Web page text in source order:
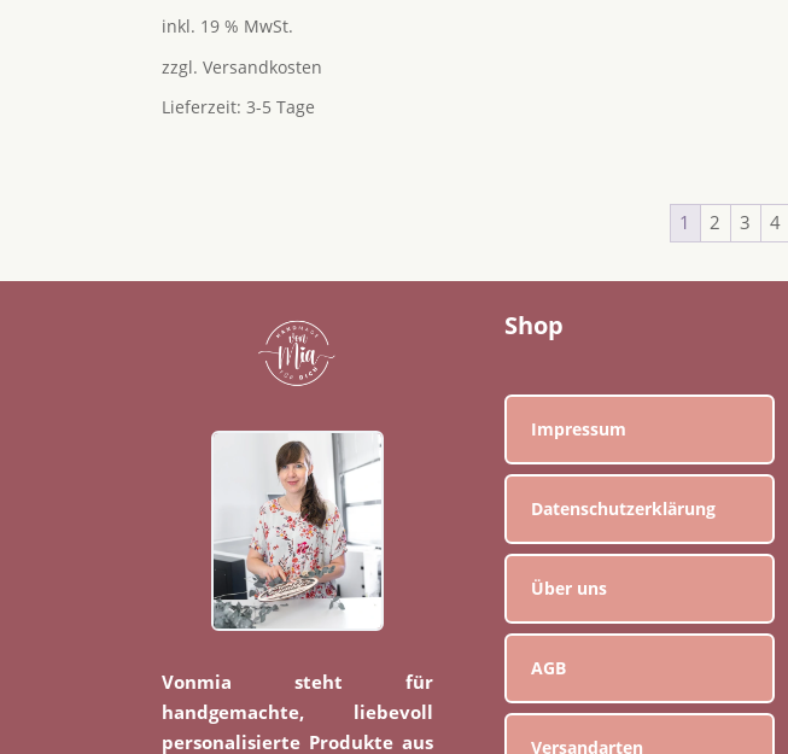
inkl. 19 % MwSt.
zzgl.Versandkosten
Lieferzeit:3-5 Tage
1 2 3 4
Vonmia steht für
handgemachte, liebevoll
personalisierte Produkte aus
Shop
Impressum
Datenschutzerklärung
Über uns
AGB
Versandarten